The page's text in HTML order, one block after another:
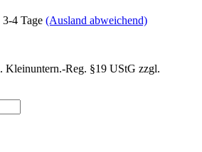
3-4 Tage (Ausland abweichend)
Kleinuntern.-Reg. §19 UStG zzgl.